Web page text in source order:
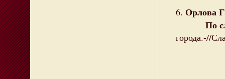
6. Орлова
По
города.-//